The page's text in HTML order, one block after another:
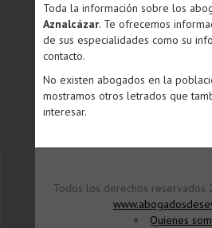
Toda la información sobre los
Aznalcázar. Te ofrecemos
de sus especialidades como su
contacto.
No existen abogados en la
mostramos otros letrados que
interesar.
Todos los derechos reservados
Quienes